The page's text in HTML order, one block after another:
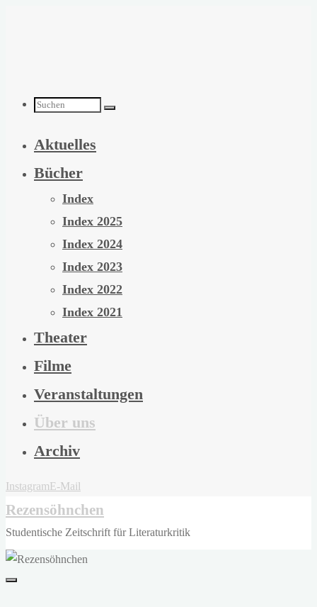
Suchen
nach:
Aktuelles
Bücher
Index
Index 2025
Index 2024
Index 2023
Index 2022
Index 2021
Theater
Filme
Veranstaltungen
Über uns
Archiv
InstagramE-Mail
Rezensöhnchen
Studentische Zeitschrift für Literaturkritik